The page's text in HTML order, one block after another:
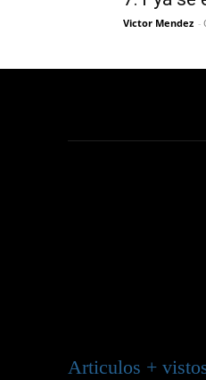
Victor Mendez -
Articulos +